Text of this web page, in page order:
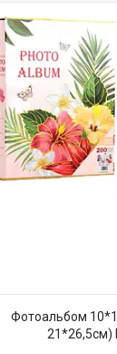
Фотоальбом
21*26,5см)